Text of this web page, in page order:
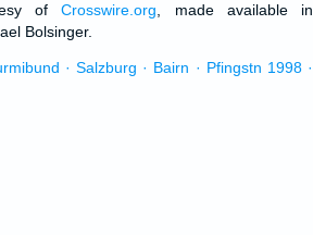
ofCrosswire.org , made available in
Bolsinger.
· Salzburg · Bairn · Pfingstn 1998 ·